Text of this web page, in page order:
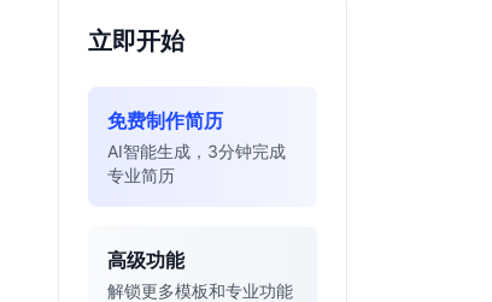
立即开始
免费制作简历
AI智能生成，3分钟完成
专业简历
高级功能
解锁更多模板和专业功能